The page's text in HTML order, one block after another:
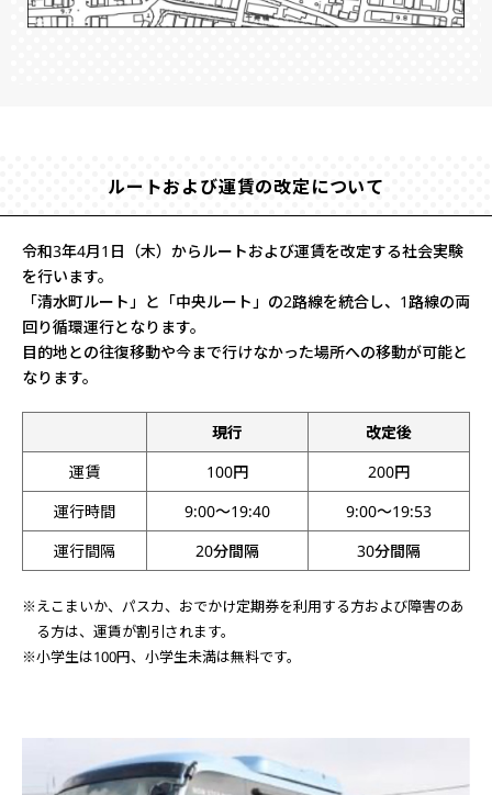
ルートおよび運賃の改定について
令和3年4月1日（木）からルートおよび運賃を改定する社会実験
を行います。
「清水町ルート」と「中央ルート」の2路線を統合し、1路線の両
回り循環運行となります。
目的地との往復移動や今まで行けなかった場所への移動が可能と
なります。
現行
改定後
運賃
100円
200円
運行時間
9:00～19:40
9:00～19:53
運行間隔
20分間隔 30分間隔
※えこまいか、パスカ、おでかけ定期券を利用する方および障害のあ
る方は、運賃が割引されます。
※小学生は100円、小学生未満は無料です。